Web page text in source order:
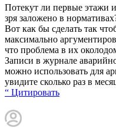
Потекут ли первые этажи
зря заложено в
Вот как бы сделать так
максимально
что проблема в их
Записи в журнале
можно использовать для
увидите сколько раз в
“ Цитировать